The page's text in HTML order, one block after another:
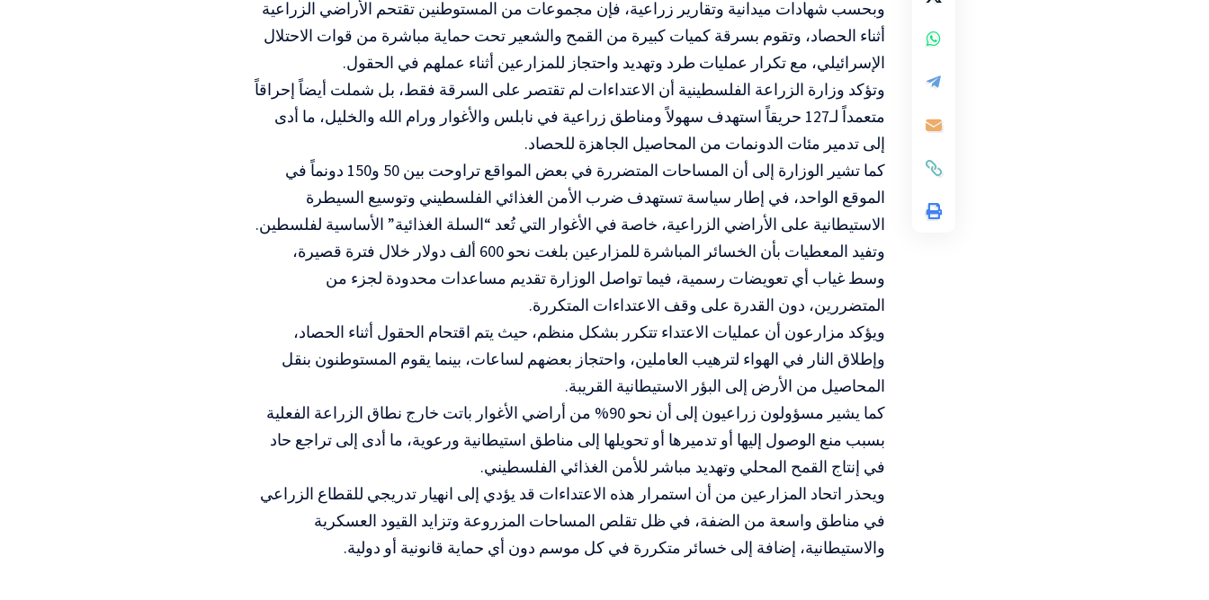
وبحسب شهادات ميدانية وتقارير زراعية، فإن مجموعات من المستوطنين تقتحم الأراضي الزراعية
أثناء الحصاد، وتقوم بسرقة كميات كبيرة من القمح والشعير تحت حماية مباشرة من قوات الاحتلال
الإسرائيلي، مع تكرار عمليات طرد وتهديد واحتجاز للمزارعين أثناء عملهم في الحقول.
وتؤكد وزارة الزراعة الفلسطينية أن الاعتداءات لم تقتصر على السرقة فقط، بل شملت أيضاً إحراقاً
متعمداً لـ127 حريقاً استهدف سهولاً ومناطق زراعية في نابلس والأغوار ورام الله والخليل، ما أدى
إلى تدمير مئات الدونمات من المحاصيل الجاهزة للحصاد.
كما تشير الوزارة إلى أن المساحات المتضررة في بعض المواقع تراوحت بين 50 و150 دونماً في
الموقع الواحد، في إطار سياسة تستهدف ضرب الأمن الغذائي الفلسطيني وتوسيع السيطرة
الاستيطانية على الأراضي الزراعية، خاصة في الأغوار التي تُعد “السلة الغذائية” الأساسية لفلسطين.
وتفيد المعطيات بأن الخسائر المباشرة للمزارعين بلغت نحو 600 ألف دولار خلال فترة قصيرة،
وسط غياب أي تعويضات رسمية، فيما تواصل الوزارة تقديم مساعدات محدودة لجزء من
المتضررين، دون القدرة على وقف الاعتداءات المتكررة.
ويؤكد مزارعون أن عمليات الاعتداء تتكرر بشكل منظم، حيث يتم اقتحام الحقول أثناء الحصاد،
وإطلاق النار في الهواء لترهيب العاملين، واحتجاز بعضهم لساعات، بينما يقوم المستوطنون بنقل
المحاصيل من الأرض إلى البؤر الاستيطانية القريبة.
كما يشير مسؤولون زراعيون إلى أن نحو 90% من أراضي الأغوار باتت خارج نطاق الزراعة الفعلية
بسبب منع الوصول إليها أو تدميرها أو تحويلها إلى مناطق استيطانية ورعوية، ما أدى إلى تراجع حاد
في إنتاج القمح المحلي وتهديد مباشر للأمن الغذائي الفلسطيني.
ويحذر اتحاد المزارعين من أن استمرار هذه الاعتداءات قد يؤدي إلى انهيار تدريجي للقطاع الزراعي
في مناطق واسعة من الضفة، في ظل تقلص المساحات المزروعة وتزايد القيود العسكرية
والاستيطانية، إضافة إلى خسائر متكررة في كل موسم دون أي حماية قانونية أو دولية.